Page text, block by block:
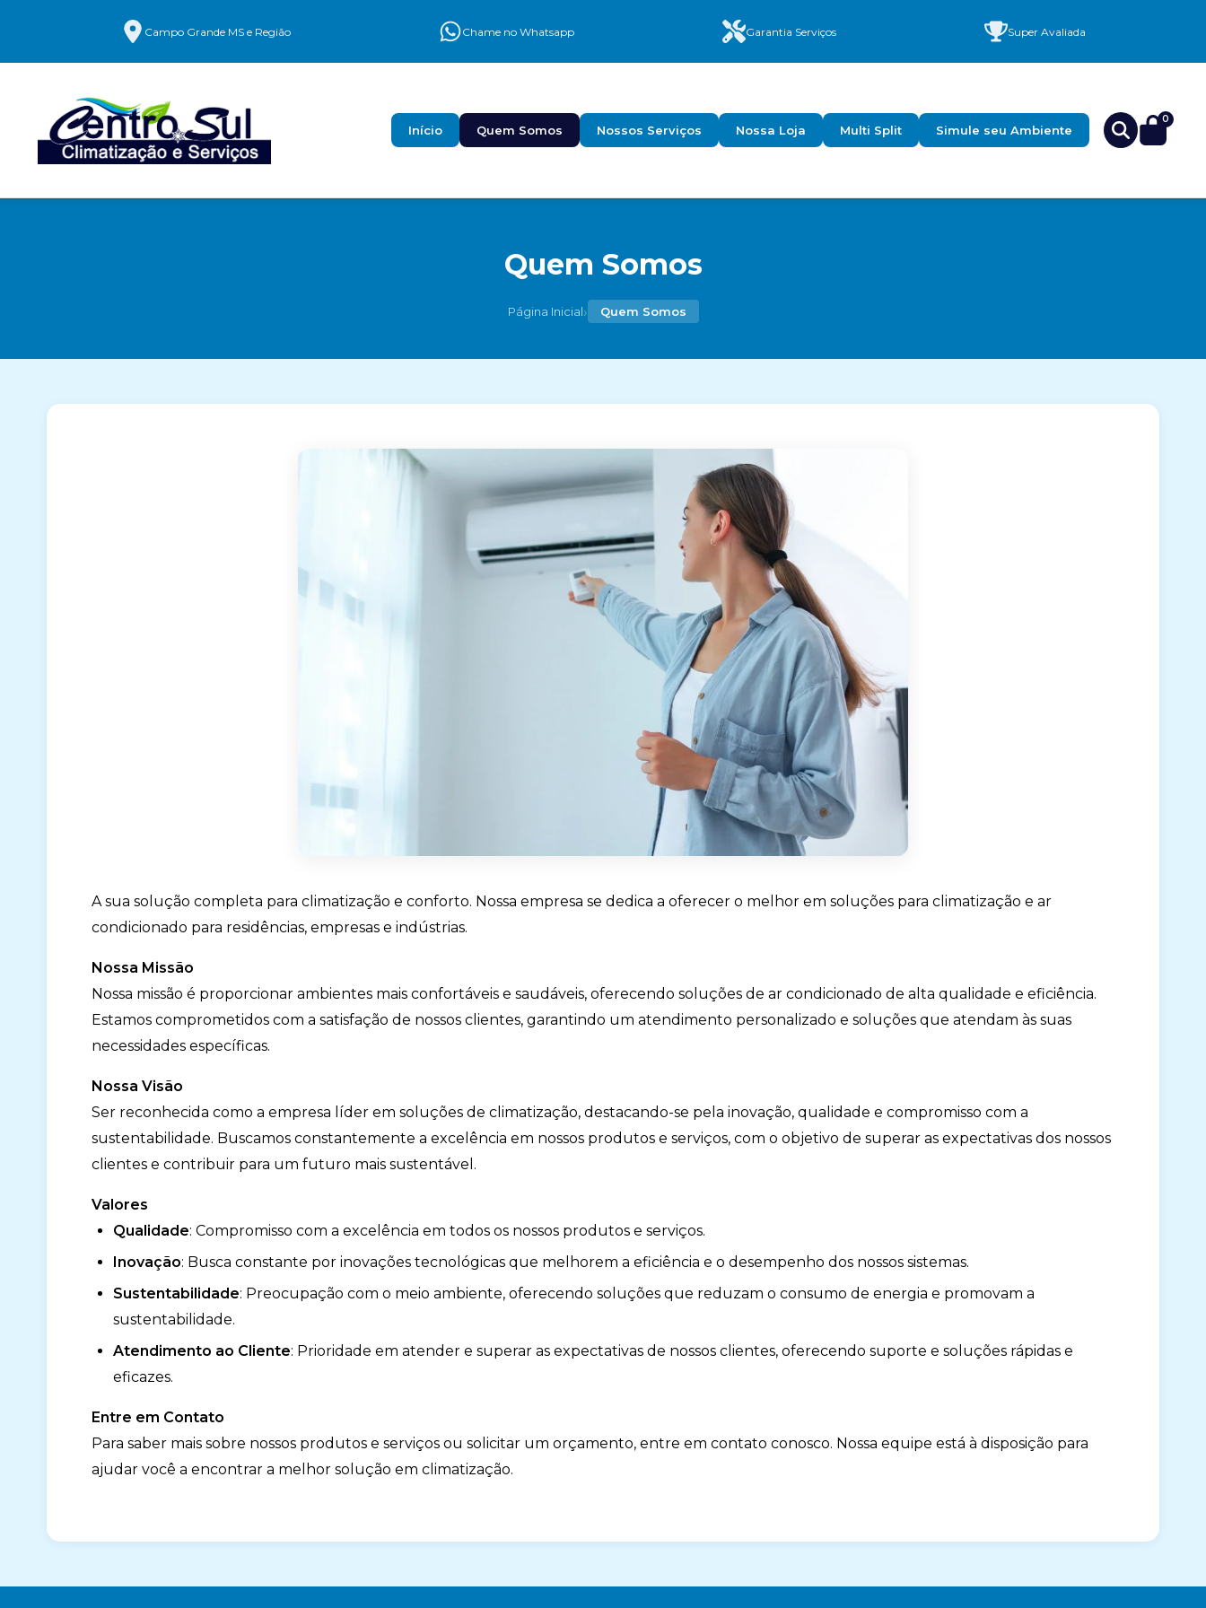
Campo Grande MS e Região Chame no Whatsapp Garantia Serviços Super Avaliada
Início Quem Somos Nossos Serviços Nossa Loja Multi Split Simule seu Ambiente
0
Quem Somos
Página Inicial› Quem Somos
A sua solução completa para climatização e conforto. Nossa empresa se dedica a oferecer o melhor em soluções para climatização e ar
condicionado para residências, empresas e indústrias.
Nossa Missão
Nossa missão é proporcionar ambientes mais confortáveis e saudáveis, oferecendo soluções de ar condicionado de alta qualidade e eficiência.
Estamos comprometidos com a satisfação de nossos clientes, garantindo um atendimento personalizado e soluções que atendam às suas
necessidades específicas.
Nossa Visão
Ser reconhecida como a empresa líder em soluções de climatização, destacando-se pela inovação, qualidade e compromisso com a
sustentabilidade. Buscamos constantemente a excelência em nossos produtos e serviços, com o objetivo de superar as expectativas dos nossos
clientes e contribuir para um futuro mais sustentável.
Valores
Qualidade: Compromisso com a excelência em todos os nossos produtos e serviços.
Inovação: Busca constante por inovações tecnológicas que melhorem a eficiência e o desempenho dos nossos sistemas.
Sustentabilidade: Preocupação com o meio ambiente, oferecendo soluções que reduzam o consumo de energia e promovam a
sustentabilidade.
Atendimento ao Cliente: Prioridade em atender e superar as expectativas de nossos clientes, oferecendo suporte e soluções rápidas e
eficazes.
Entre em Contato
Para saber mais sobre nossos produtos e serviços ou solicitar um orçamento, entre em contato conosco. Nossa equipe está à disposição para
ajudar você a encontrar a melhor solução em climatização.